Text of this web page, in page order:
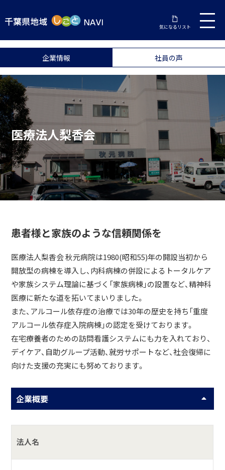
気になるリスト
企業情報 社員の声
医療法人梨香会
患者様と家族のような信頼関係を
医療法人梨香会 秋元病院は1980(昭和55)年の開設当初から
開放型の病棟を導入し、内科病棟の併設によるトータルケア
や家族システム理論に基づく「家族病棟」の設置など、精神科
医療に新たな道を拓いてまいりました。
また、アルコール依存症の治療では30年の歴史を持ち「重度
アルコール依存症入院病棟」の認定を受けております。
在宅療養者のための訪問看護システムにも力を入れており、
デイケア、自助グループ活動、就労サポートなど、社会復帰に
向けた支援の充実にも努めております。
企業概要
法人名